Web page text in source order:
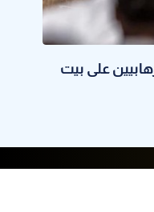
على بيت